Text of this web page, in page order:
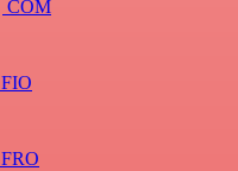
COM
FIO
FRO